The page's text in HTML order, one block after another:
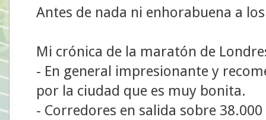
Antes de nada ni enhorabuena a
Mi crónica de la maratón de
- En general impresionante y
por la ciudad que es muy bonita.
- Corredores en salida sobre